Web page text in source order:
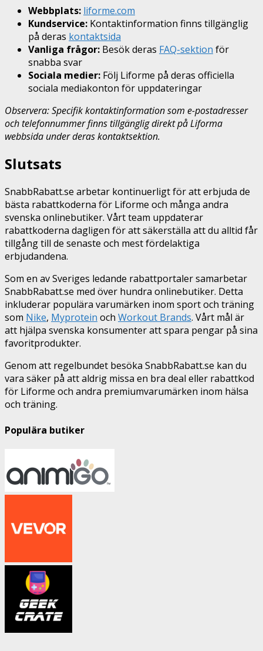
Webbplats: liforme.com
Kundservice: Kontaktinformation finns tillgänglig
på deras kontaktsida
Vanliga frågor: Besök deras FAQ-sektion för
snabba svar
Sociala medier: Följ Liforme på deras officiella
sociala mediakonton för uppdateringar
Observera: Specifik kontaktinformation som e-postadresser
och telefonnummer finns tillgänglig direkt på Liforma
webbsida under deras kontaktsektion.
Slutsats
SnabbRabatt.se arbetar kontinuerligt för att erbjuda de
bästa rabattkoderna för Liforme och många andra
svenska onlinebutiker. Vårt team uppdaterar
rabattkoderna dagligen för att säkerställa att du alltid får
tillgång till de senaste och mest fördelaktiga
erbjudandena.
Som en av Sveriges ledande rabattportaler samarbetar
SnabbRabatt.se med över hundra onlinebutiker. Detta
inkluderar populära varumärken inom sport och träning
som Nike, Myprotein och Workout Brands. Vårt mål är
att hjälpa svenska konsumenter att spara pengar på sina
favoritprodukter.
Genom att regelbundet besöka SnabbRabatt.se kan du
vara säker på att aldrig missa en bra deal eller rabattkod
för Liforme och andra premiumvarumärken inom hälsa
och träning.
Populära butiker